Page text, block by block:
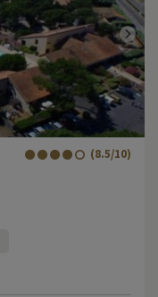
(8.5/10)